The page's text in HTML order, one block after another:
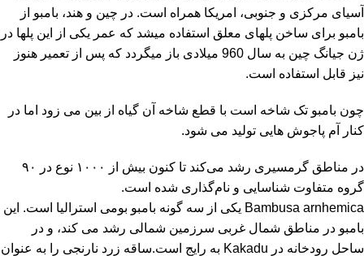
آسیای مرکزی و جنوبی، امریکا همراه است. در چین و هند، بامبو از
بامبو برای ساخن پلهای معلق استفاده میشد که عمر یکی از این پلها در
ژن جیانگ چین به سال 960 میلادی باز میگردد که پس از تعمیر هنوز
نیز قابل استفاده است.
چون بامبو تک شاخه است با قطع شاخه آن گیاه از بین می زود اما در
کنار آم پاجوش هایی تولید می شود.
در مناطق گرمسیری رشد می‌کند تا کنون بیش از ۱۰۰۰ نوع در ۹۰
گروه متفاوت شناسایی و نام‌گذاری شده است.
Bambusa arnhemica یکی از سه گونه بامبو بومی استرالیا است. این
بامبو در مناطق شمال غربی سرزمین شمالی رشد می کند، و در
ساحل رودخانه در Kakadu به رایج است.ساقه زرد نارنجی را به عنوان